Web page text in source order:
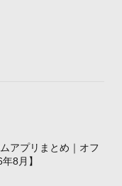
アプリまとめ｜オフ
8月】